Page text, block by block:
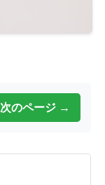
次のページ →